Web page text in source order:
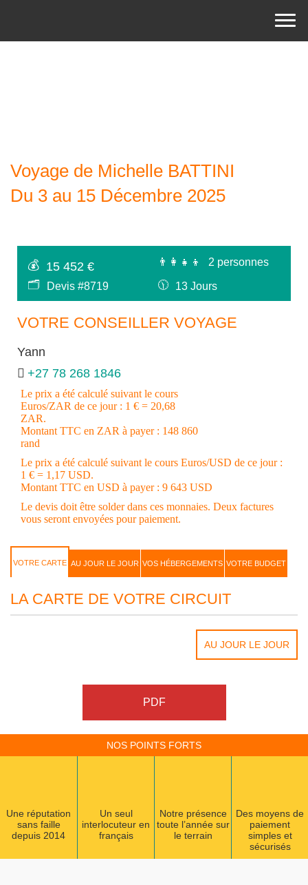
Voyage de Michelle BATTINI
Du 3 au 15 Décembre 2025
💰 15 452 € 👨‍👩‍👧‍👦
2 personnes
🗂
Devis #8719 🕦 13 Jours
VOTRE CONSEILLER VOYAGE
Yann
+27 78 268 1846
Le prix a été calculé suivant le cours
Euros/ZAR de ce jour : 1 € = 20,68
ZAR.
Montant TTC en ZAR à payer : 148 860
rand
Le prix a été calculé suivant le cours Euros/USD de ce jour :
1 € = 1,17 USD.
Montant TTC en USD à payer : 9 643 USD
Le devis doit être solder dans ces monnaies. Deux factures
vous seront envoyées pour paiement.
VOTRE CARTE AU JOUR LE JOUR VOS HÉBERGEMENTS VOTRE BUDGET
LA CARTE DE VOTRE CIRCUIT
AU JOUR LE JOUR
PDF
NOS POINTS FORTS
Une réputation
sans faille
depuis 2014
Un seul
interlocuteur en
français
Notre présence
toute l’année sur
le terrain
Des moyens de
paiement
simples et
sécurisés